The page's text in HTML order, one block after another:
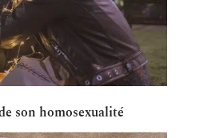
son homosexualité